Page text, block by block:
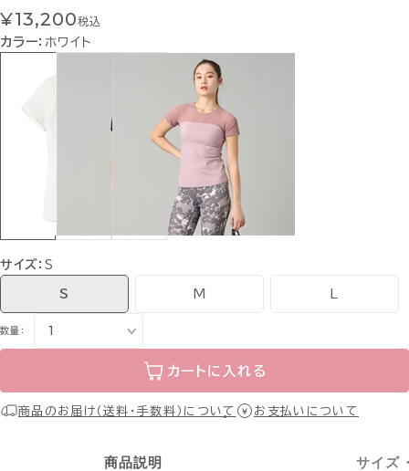
¥13,200税込
カラー： ホワイト
サイズ：S
S M
数量：
カートに入れる
商品のお届け（送料・手数料）について お支払いについて
商品説明 サイズ